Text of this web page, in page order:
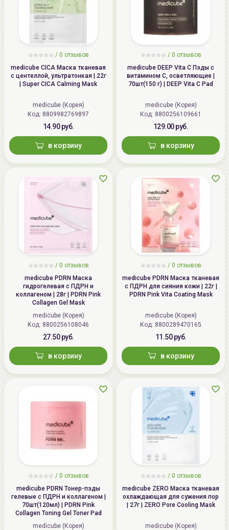
/ 0 отзывов
medicube CICA Маска тканевая
с центеллой, ультратонкая | 22г
| Super CICA Calming Mask
medicube (Корея)
Код: 8809982769897
14.90 руб.
в корзину
/ 0 отзывов
medicube DEEP Vita C Пэды с
витамином С, осветляющие |
70шт(150 г) | DEEP Vita C Pad
medicube (Корея)
Код: 8800256109661
129.00 руб.
в корзину
/ 0 отзывов
medicube PDRN Маска
гидрогелевая с ПДРН и
коллагеном | 28г | PDRN Pink
Collagen Gel Mask
medicube (Корея)
Код: 8800256108046
27.50 руб.
в корзину
/ 0 отзывов
medicube PDRN Маска тканевая
с ПДРН для сияния кожи | 22г |
PDRN Pink Vita Coating Mask
medicube (Корея)
Код: 8800289470165
11.50 руб.
в корзину
/ 0 отзывов
medicube PDRN Тонер-пэды
гелевые с ПДРН и коллагеном |
70шт(120мл) | PDRN Pink
Collagen Toning Gel Toner Pad
medicube (Корея)
/ 0 отзывов
medicube ZERO Маска тканевая
охлаждающая для сужения пор
| 27г | ZERO Pore Cooling Mask
medicube (Корея)